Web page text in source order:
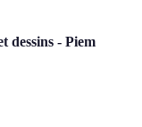
dessins - Piem